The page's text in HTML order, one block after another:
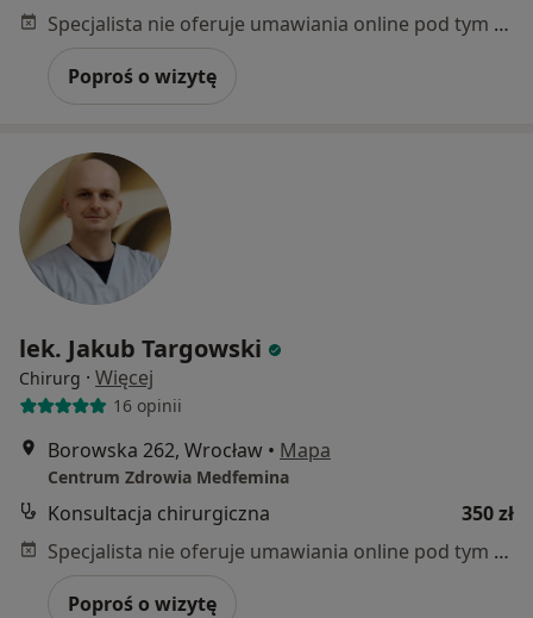
Specjalista nie oferuje umawiania online pod tym adresem.
Poproś o wizytę
lek. Jakub Targowski
Chirurg · Więcej
16 opinii
Borowska 262, Wrocław • Mapa
Centrum Zdrowia Medfemina
Konsultacja chirurgiczna
350 zł
Specjalista nie oferuje umawiania online pod tym adresem.
Poproś o wizytę